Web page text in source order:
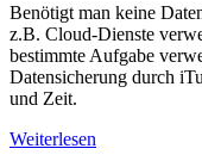
Benötigt man keine
z.B. Cloud-Dienste
bestimmte Aufgabe
Datensicherung durch
und Zeit.
Weiterlesen